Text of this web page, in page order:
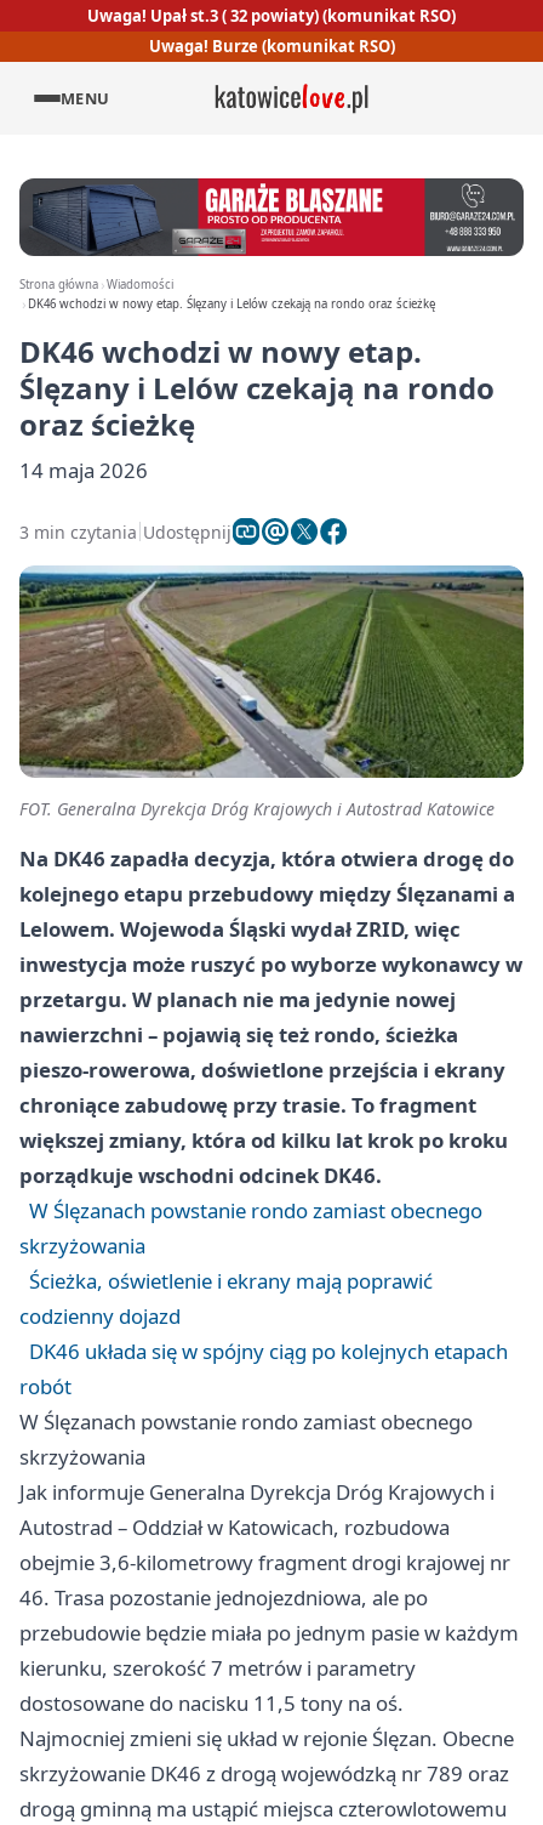
Uwaga! Upał st.3 ( 32 powiaty) (komunikat RSO)
Uwaga! Burze (komunikat RSO)
MENU
Strona główna Wiadomości
DK46 wchodzi w nowy etap. Ślęzany i Lelów czekają na rondo oraz ścieżkę
DK46 wchodzi w nowy etap.
Ślęzany i Lelów czekają na rondo
oraz ścieżkę
14 maja 2026
3 min czytania Udostępnij
FOT. Generalna Dyrekcja Dróg Krajowych i Autostrad Katowice
Na DK46 zapadła decyzja, która otwiera drogę do
kolejnego etapu przebudowy między Ślęzanami a
Lelowem. Wojewoda Śląski wydał ZRID, więc
inwestycja może ruszyć po wyborze wykonawcy w
przetargu. W planach nie ma jedynie nowej
nawierzchni – pojawią się też rondo, ścieżka
pieszo-rowerowa, doświetlone przejścia i ekrany
chroniące zabudowę przy trasie. To fragment
większej zmiany, która od kilku lat krok po kroku
porządkuje wschodni odcinek DK46.
W Ślęzanach powstanie rondo zamiast obecnego
skrzyżowania
Ścieżka, oświetlenie i ekrany mają poprawić
codzienny dojazd
DK46 układa się w spójny ciąg po kolejnych etapach
robót
W Ślęzanach powstanie rondo zamiast obecnego
skrzyżowania
Jak informuje Generalna Dyrekcja Dróg Krajowych i
Autostrad – Oddział w Katowicach, rozbudowa
obejmie 3,6-kilometrowy fragment drogi krajowej nr
46. Trasa pozostanie jednojezdniowa, ale po
przebudowie będzie miała po jednym pasie w każdym
kierunku, szerokość 7 metrów i parametry
dostosowane do nacisku 11,5 tony na oś.
Najmocniej zmieni się układ w rejonie Ślęzan. Obecne
skrzyżowanie DK46 z drogą wojewódzką nr 789 oraz
drogą gminną ma ustąpić miejsca czterowlotowemu